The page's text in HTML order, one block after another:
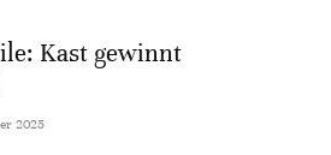
Kast gewinnt
2025